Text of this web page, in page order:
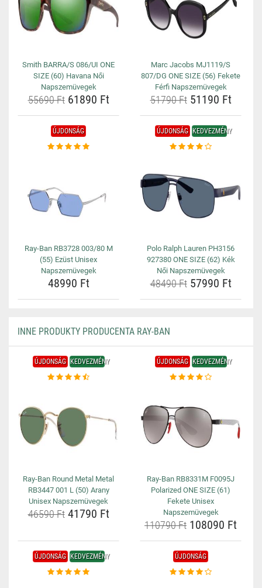
Smith BARRA/S 086/UI ONE
SIZE (60) Havana Női
Napszemüvegek
55690 Ft61890 Ft
Marc Jacobs MJ1119/S
807/DG ONE SIZE (56) Fekete
Férfi Napszemüvegek
51790 Ft51190 Ft
ÚJDONSÁG
Ray-Ban RB3728 003/80 M
(55) Ezüst Unisex
Napszemüvegek
48990 Ft
ÚJDONSÁG KEDVEZMÉNY
Polo Ralph Lauren PH3156
927380 ONE SIZE (62) Kék
Női Napszemüvegek
48490 Ft57990 Ft
INNE PRODUKTY PRODUCENTA RAY-BAN
ÚJDONSÁG KEDVEZMÉNY
Ray-Ban Round Metal Metal
RB3447 001 L (50) Arany
Unisex Napszemüvegek
46590 Ft41790 Ft
ÚJDONSÁG KEDVEZMÉNY
Ray-Ban RB8331M F0095J
Polarized ONE SIZE (61)
Fekete Unisex
Napszemüvegek
110790 Ft 108090 Ft
ÚJDONSÁG KEDVEZMÉNY ÚJDONSÁG